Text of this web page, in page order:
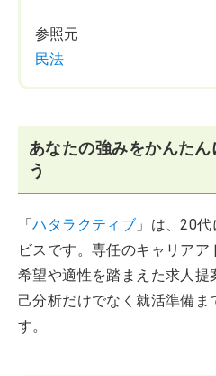
参照元
民法
あなたの強みをかんた
う
「ハタラクティブ 」は、20
ビスです。専任のキャリア
希望や適性を踏まえた求人提
己分析だけでなく就活準備ま
す。